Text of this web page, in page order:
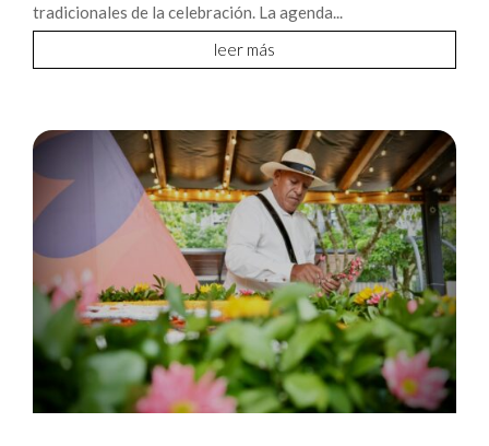
tradicionales de la celebración. La agenda...
leer más